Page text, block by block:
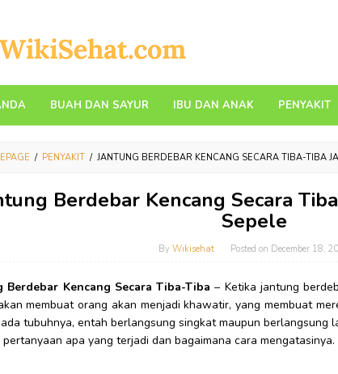
BUAH DAN SAYUR IBU DAN ANAK PENYAKIT
/ PENYAKIT / JANTUNG BERDEBAR KENCANG SECARA TIBA-TIBA
Berdebar Kencang Secara
Sepele
ByWikisehat Posted on December 18,
Berdebar Kencang Secara Tiba-Tiba – Ketika jantung
membuat orang akan menjadi khawatir, yang membuat
tubuhnya, entah berlangsung singkat maupun berlangsung
pertanyaan apa yang terjadi dan bagaimana cara mengatasinya.